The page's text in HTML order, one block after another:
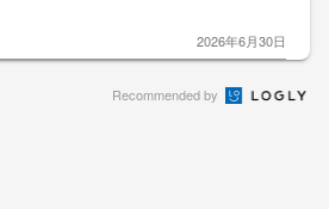
2026年6月30日
Recommended by